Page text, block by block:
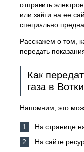
отправить
или зайти на ее
специально
Расскажем о том,
передать
Как
газа в
Напомним, это
На странице
На сайте